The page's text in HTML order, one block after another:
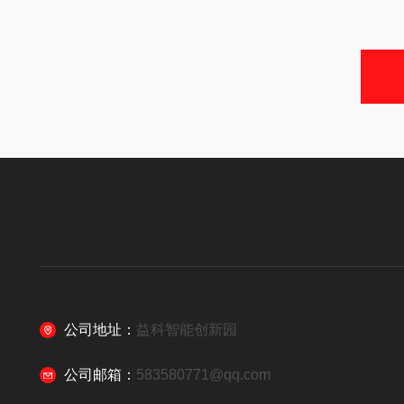
公司地址： 益科智能创新园
公司邮箱： 583580771@qq.com